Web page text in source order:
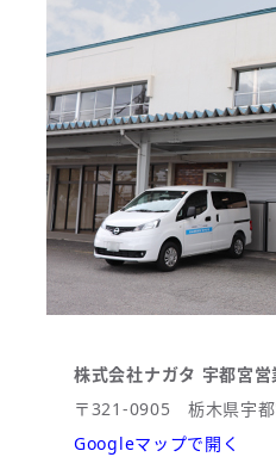
株式会社ナガタ 宇都宮営
〒321-0905 栃木県宇
Googleマップで開く